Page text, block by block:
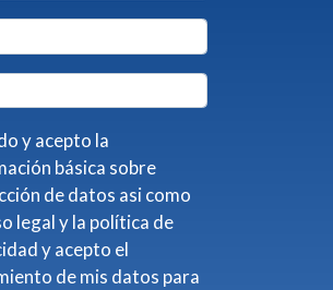
y acepto la
básica sobre
de datos asi como
la política de
el
de mis datos para